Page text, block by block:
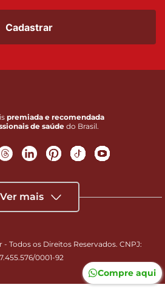
Compre aqui
Cadastrar
premiada e recomendada
de saúdedo Brasil.
Ver mais
Todos os Direitos Reservados. CNPJ:
0001-92